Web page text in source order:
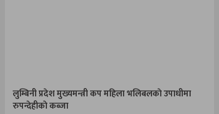
लुम्बिनी प्रदेश मुख्यमन्त्री कप महिला भलिबलकाे उपाधीमा
रुपन्देहीकाे कब्जा